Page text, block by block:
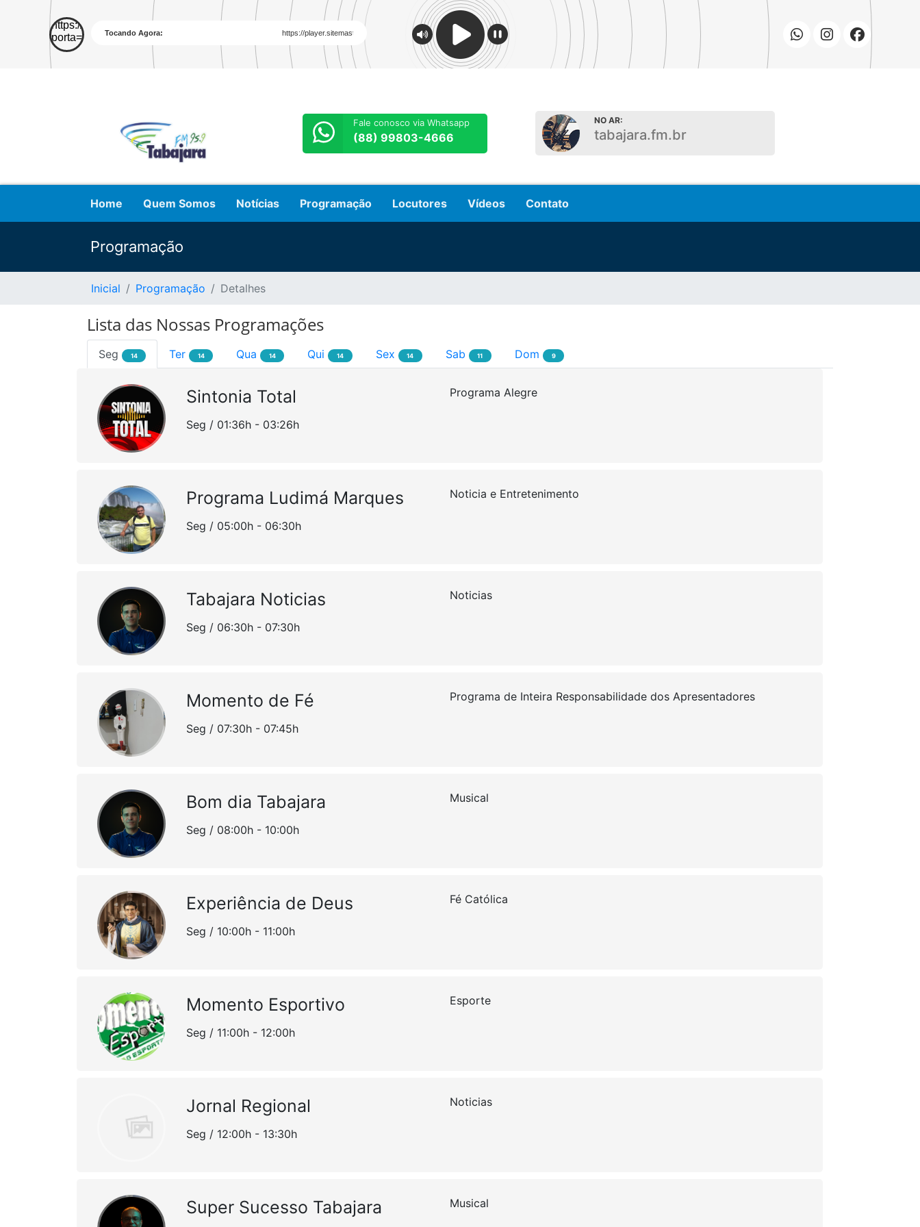
Fale conosco via Whatsapp
(88) 99803-4666
NO AR:
tabajara.fm.br
Home Quem Somos Notícias Programação Locutores Vídeos Contato
Programação
Inicial Programação Detalhes
Lista das Nossas Programações
Seg 14 Ter 14 Qua 14 Qui 14 Sex 14 Sab 11 Dom 9
Sintonia Total
Seg / 01:36h - 03:26h
Programa Alegre
Programa Ludimá Marques
Seg / 05:00h - 06:30h
Noticia e Entretenimento
Tabajara Noticias
Seg / 06:30h - 07:30h
Noticias
Momento de Fé
Seg / 07:30h - 07:45h
Programa de Inteira Responsabilidade dos Apresentadores
Bom dia Tabajara
Seg / 08:00h - 10:00h
Musical
Experiência de Deus
Seg / 10:00h - 11:00h
Fé Católica
Momento Esportivo
Seg / 11:00h - 12:00h
Esporte
Jornal Regional
Seg / 12:00h - 13:30h
Noticias
Super Sucesso Tabajara Musical